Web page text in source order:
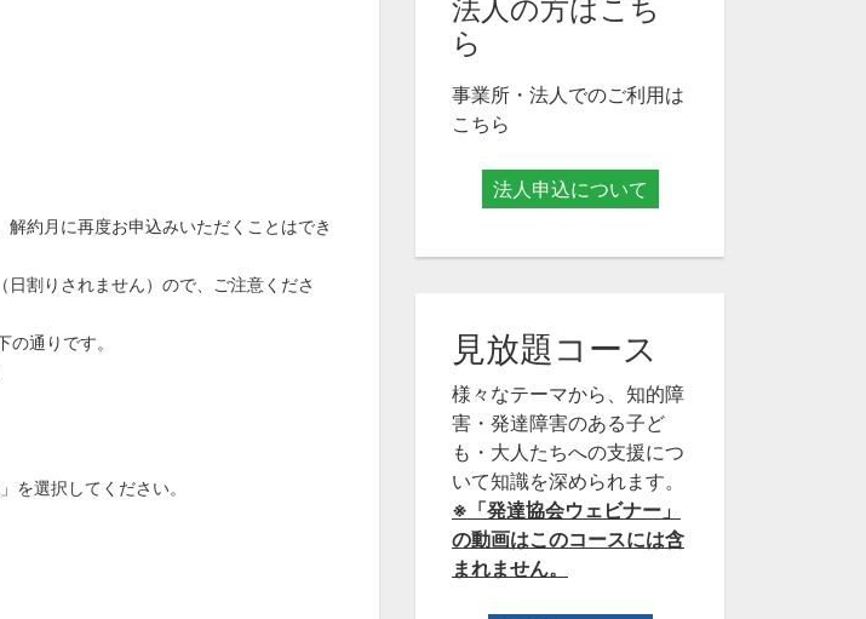
約月に再度お申込みいただくことはでき
割りされません）ので、ご注意くださ
通りです。
選択してください。
法人の方はこち
ら
事業所・法人でのご利用は
こちら
法人申込について
見放題コース
様々なテーマから、知的障
害・発達障害のある子ど
も・大人たちへの支援につ
いて知識を深められます。
※「発達協会ウェビナー」
の動画はこのコースには含
まれません。